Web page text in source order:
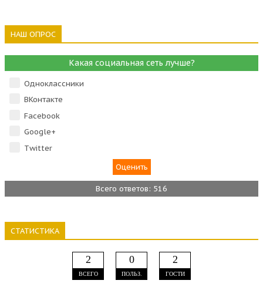
НАШ ОПРОС
Какая социальная сеть лучше?
Одноклассники
ВКонтакте
Facebook
Google+
Тwitter
Всего ответов: 516
СТАТИСТИКА
2
ВСЕГО
0
ПОЛЬЗ.
2
ГОСТИ